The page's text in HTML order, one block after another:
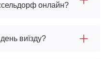
онлайн?
виїзду?